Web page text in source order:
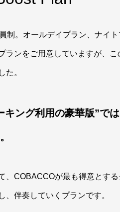
制。オールデイプラン、ナイ
ランをご用意していますが、こ
た。
キング利用の豪華版”で
、COBACCOが最も得意とす
、伴奏していくプランです。